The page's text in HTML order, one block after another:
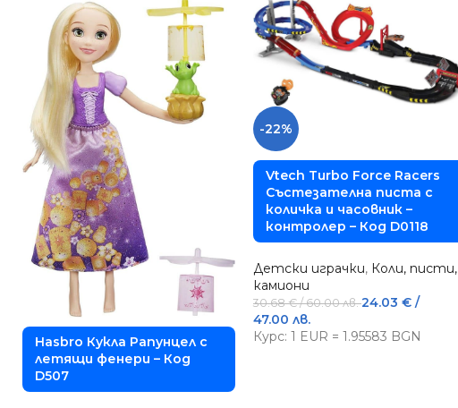
Hasbro Кукла Рапунцел с
летящи фенери – Код
D507
-22%
Vtech Turbo Force Racers
Състезателна писта с
количка и часовник –
контролер – Код D0118
Детски играчки, Коли, писти,
камиони
30.68€/ 60.00 лв.24.03 € /
47.00 лв.
Курс: 1 EUR = 1.95583 BGN